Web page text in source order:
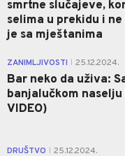
smrtne slučajeve,
selima u prekidu i
je sa mještanima
ZANIMLJIVOSTI 25.12.2024.
Bar neko da uživa:
banjalučkom naselju
VIDEO)
DRUŠTVO 25.12.2024.